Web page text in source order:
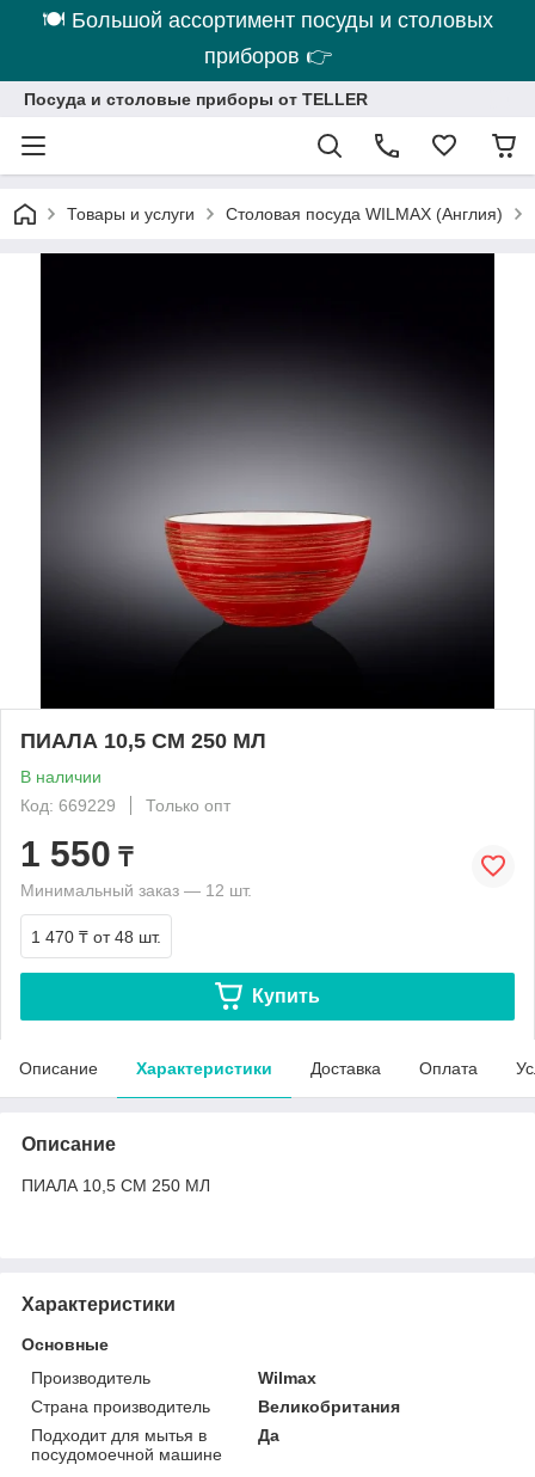
🍽 Большой ассортимент посуды и столовых
приборов 👉
Посуда и столовые приборы от TELLER
Товары и услуги Столовая посуда WILMAX (Англия)
ПИАЛА 10,5 СМ 250 МЛ
В наличии
Код: 669229
Только опт
1 550 ₸
Минимальный заказ — 12 шт.
1 470 ₸ от 48 шт.
Купить
Описание Характеристики Доставка Оплата
Описание
ПИАЛА 10,5 СМ 250 МЛ
Характеристики
Основные
Производитель
Wilmax
Страна производитель
Великобритания
Подходит для мытья в
посудомоечной машине
Да